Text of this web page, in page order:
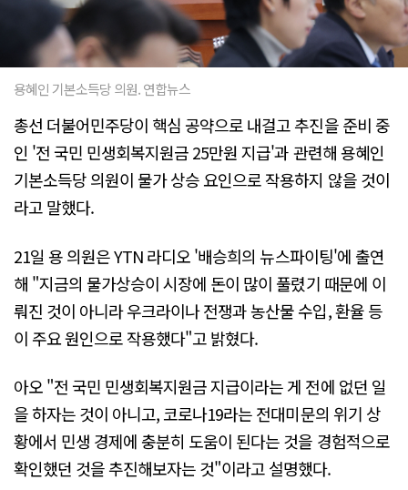
용혜인 기본소득당 의원. 연합뉴스
총선 더불어민주당이 핵심 공약으로 내걸고 추진을 준비 중
인 '전 국민 민생회복지원금 25만원 지급'과 관련해 용혜인
기본소득당 의원이 물가 상승 요인으로 작용하지 않을 것이
라고 말했다.
21일 용 의원은 YTN 라디오 '배승희의 뉴스파이팅'에 출연
해 "지금의 물가상승이 시장에 돈이 많이 풀렸기 때문에 이
뤄진 것이 아니라 우크라이나 전쟁과 농산물 수입, 환율 등
이 주요 원인으로 작용했다"고 밝혔다.
아오 "전 국민 민생회복지원금 지급이라는 게 전에 없던 일
을 하자는 것이 아니고, 코로나19라는 전대미문의 위기 상
황에서 민생 경제에 충분히 도움이 된다는 것을 경험적으로
확인했던 것을 추진해보자는 것"이라고 설명했다.